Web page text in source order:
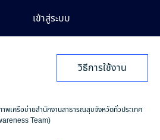
เข้าสู่ระบบ
วิธีการใช้งาน
เครือข่ายสำนักงานสาธารณสุขจังหวัดทั่วประเทศ
Team)